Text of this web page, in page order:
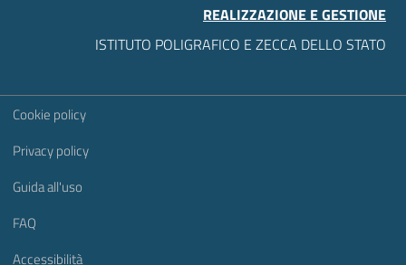
REALIZZAZIONE E GESTIONE
ISTITUTO POLIGRAFICO E ZECCA DELLO STATO
Sezione Link Utili
Cookie policy
Privacy policy
Guida all'uso
FAQ
Accessibilità